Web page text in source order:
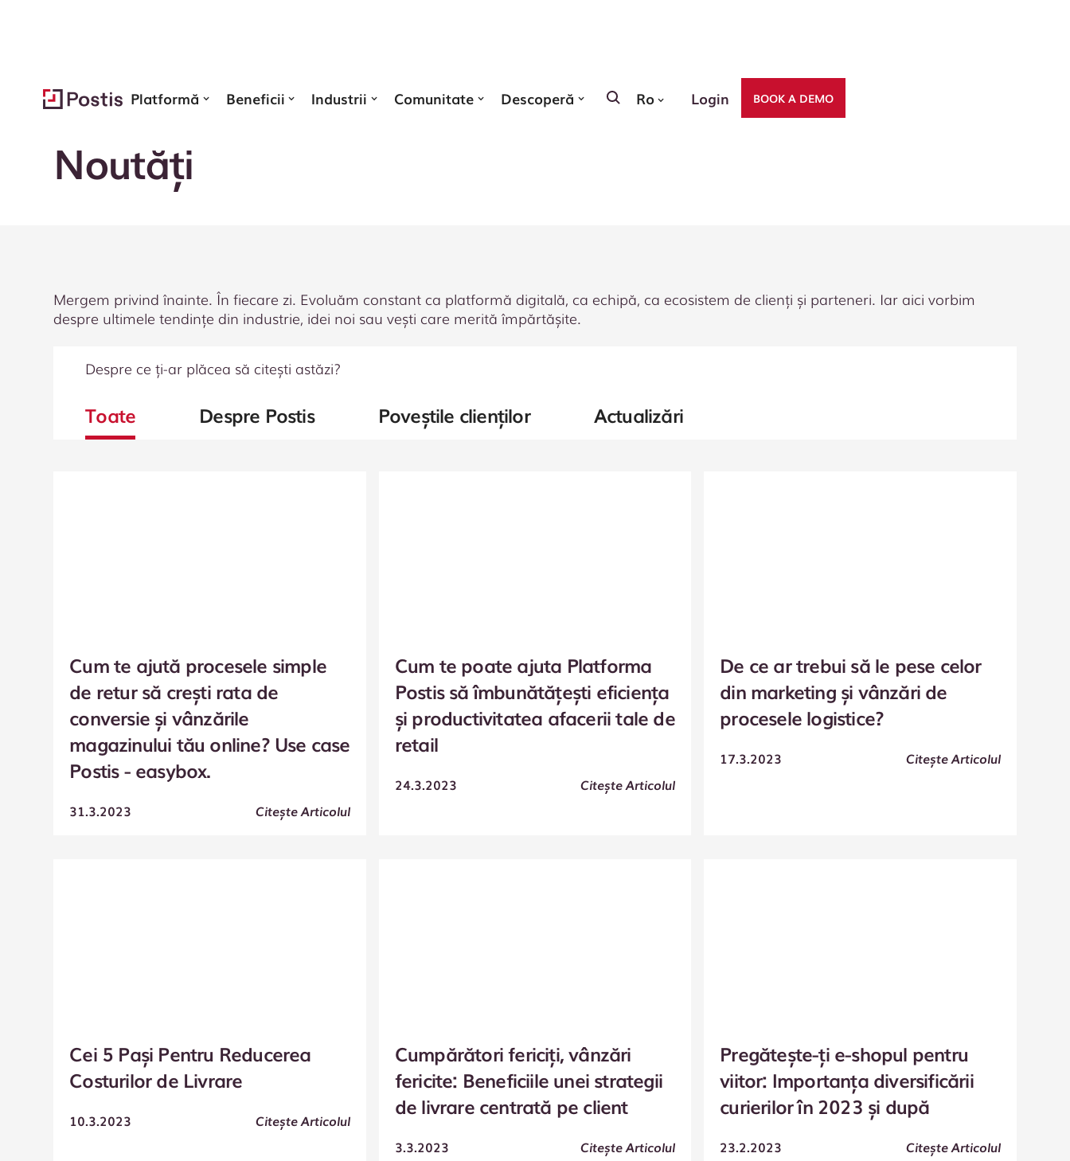
Platformă Beneficii Industrii Comunitate Descoperă Ro Login BOOK A DEMO
Know-how
Noutăți
Mergem privind înainte. În fiecare zi. Evoluăm constant ca platformă digitală, ca echipă, ca ecosistem de clienți și parteneri. Iar aici vorbim
despre ultimele tendințe din industrie, idei noi sau vești care merită împărtășite.
Despre ce ți-ar plăcea să citești astăzi?
Toate Despre Postis Poveștile clienților Actualizări
Cum te ajută procesele simple
de retur să crești rata de
conversie și vânzările
magazinului tău online? Use case
Postis - easybox.
31.3.2023 Citește Articolul
Cum te poate ajuta Platforma
Postis să îmbunătățești eficiența
și productivitatea afacerii tale de
retail
24.3.2023 Citește Articolul
De ce ar trebui să le pese celor
din marketing și vânzări de
procesele logistice?
17.3.2023 Citește Articolul
Cei 5 Pași Pentru Reducerea
Costurilor de Livrare
10.3.2023 Citește Articolul
Cumpărători fericiți, vânzări
fericite: Beneficiile unei strategii
de livrare centrată pe client
3.3.2023 Citește Articolul
Pregătește-ți e-shopul pentru
viitor: Importanța diversificării
curierilor în 2023 și după
23.2.2023 Citește Articolul